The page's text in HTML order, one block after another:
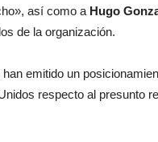
así como a Hugo
de la organización.
emitido un
respecto al presunto